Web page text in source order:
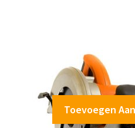
£79.99.
Toevoegen